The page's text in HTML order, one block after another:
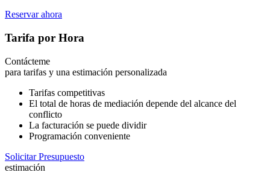
Reservar ahora
Tarifa por Hora
Contácteme
para tarifas y una estimación personalizada
Tarifas competitivas
El total de horas de mediación depende del alcance del
conflicto
La facturación se puede dividir
Programación conveniente
Solicitar Presupuesto
estimación